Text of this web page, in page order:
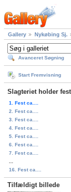
Gallery Nykøbing Sj.
Avanceret Søgning
Start Fremvisning
Slagteriet holder
1. Fest ca....
2. Fest ca....
3. Fest ca....
4. Fest ca....
5. Fest ca....
6. Fest ca....
7. Fest ca....
16. Fest ca....
Tilfældigt billede